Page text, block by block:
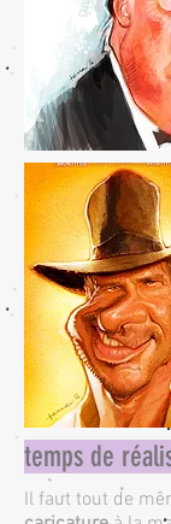
temps de
Il faut tout de